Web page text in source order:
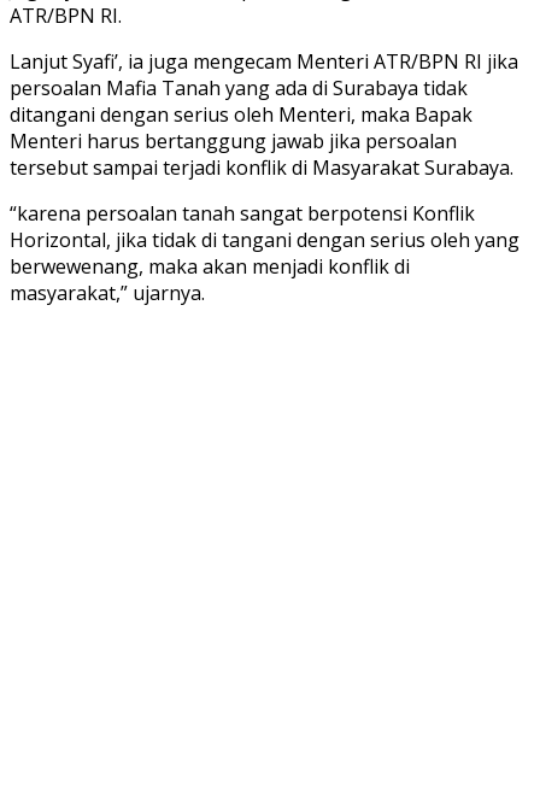
ATR/BPN RI.
Lanjut Syafi’, ia juga mengecam Menteri ATR/BPN RI jika
persoalan Mafia Tanah yang ada di Surabaya tidak
ditangani dengan serius oleh Menteri, maka Bapak
Menteri harus bertanggung jawab jika persoalan
tersebut sampai terjadi konflik di Masyarakat Surabaya.
“karena persoalan tanah sangat berpotensi Konflik
Horizontal, jika tidak di tangani dengan serius oleh yang
berwewenang, maka akan menjadi konflik di
masyarakat,” ujarnya.